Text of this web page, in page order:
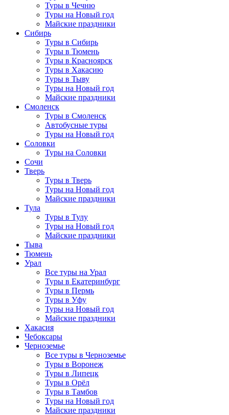
Туры в Чечню
Туры на Новый год
Майские праздники
Сибирь
Туры в Сибирь
Туры в Тюмень
Туры в Красноярск
Туры в Хакасию
Туры в Тыву
Туры на Новый год
Майские праздники
Смоленск
Туры в Смоленск
Автобусные туры
Туры на Новый год
Соловки
Туры на Соловки
Сочи
Тверь
Туры в Тверь
Туры на Новый год
Майские праздники
Тула
Туры в Тулу
Туры на Новый год
Майские праздники
Тыва
Тюмень
Урал
Все туры на Урал
Туры в Екатеринбург
Туры в Пермь
Туры в Уфу
Туры на Новый год
Майские праздники
Хакасия
Чебоксары
Черноземье
Все туры в Черноземье
Туры в Воронеж
Туры в Липецк
Туры в Орёл
Туры в Тамбов
Туры на Новый год
Майские праздники